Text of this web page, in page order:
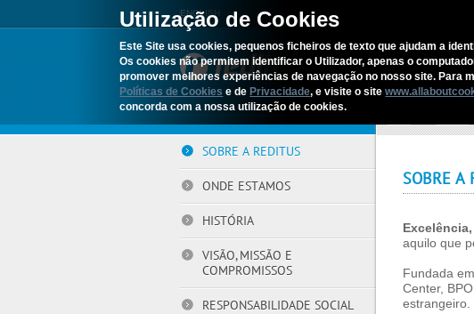
Utilização de Cookies
Este Site usa cookies, pequenos ficheiros de texto que ajudam a
Os cookies não permitem identificar o Utilizador, apenas o
promover melhores experiências de navegação no nosso site. Para
Políticas de Cookies e de Privacidade, e visite o site
concorda com a nossa utilização de cookies.
ENGLISH
SOBRE A REDITUS
ONDE ESTAMOS
HISTÓRIA
VISÃO, MISSÃO E
COMPROMISSOS
RESPONSABILIDADE SOCIAL
SOBRE A
aquilo que
Fundada
Center,
estrangeiro.